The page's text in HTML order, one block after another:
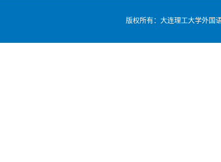
版权所有：大连理工大学外国